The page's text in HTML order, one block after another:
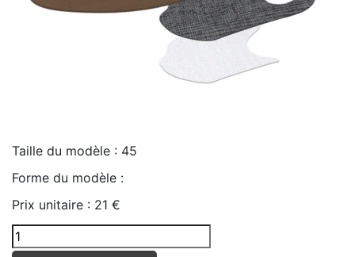
Taille du modèle : 45
Forme du modèle :
Prix unitaire : 21 €